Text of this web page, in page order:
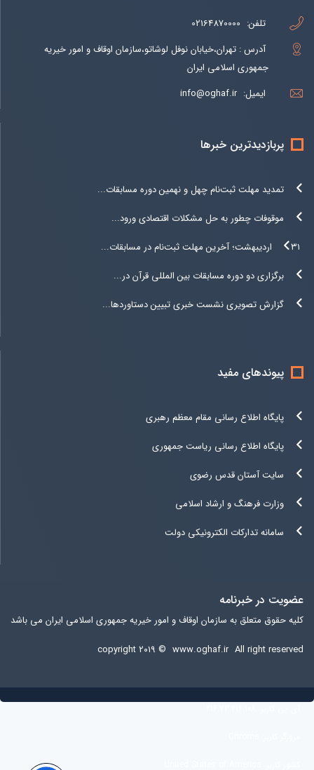
تلفن: 02164870000
آدرس : تهران،خیابان نوفل لوشاتو،سازمان اوقاف و امور خیریه
جمهوری اسلامی ایران
ایمیل: info@oghaf.ir
پربازدیدترین خبرها
تمدید مهلت ثبت‌نام چهل و نهمین دوره مسابقات...
موقوفات چطور به حل مشکلات اقتصادی ورود...
۳۱ اردیبهشت؛ آخرین مهلت ثبت‌نام در مسابقات...
برگزاری دو دوره مسابقات بین المللی قرآن در...
گزارش تصویری نشست خبری تبیین دستاوردها...
پیوندهای مفید
پایگاه اطلاع رسانی مقام معظم رهبری
پایگاه اطلاع رسانی ریاست جمهوری
سایت آستان قدس رضوی
وزارت فرهنگ و ارشاد اسلامی
سامانه تدارکات الکترونیکی دولت
عضویت در خبرنامه
کلیه حقوق متعلق به سازمان اوقاف و امور خیریه جمهوری اسلامی ایران می باشد
copyright ۲۰۱۹ © www.oghaf.ir All right reserved